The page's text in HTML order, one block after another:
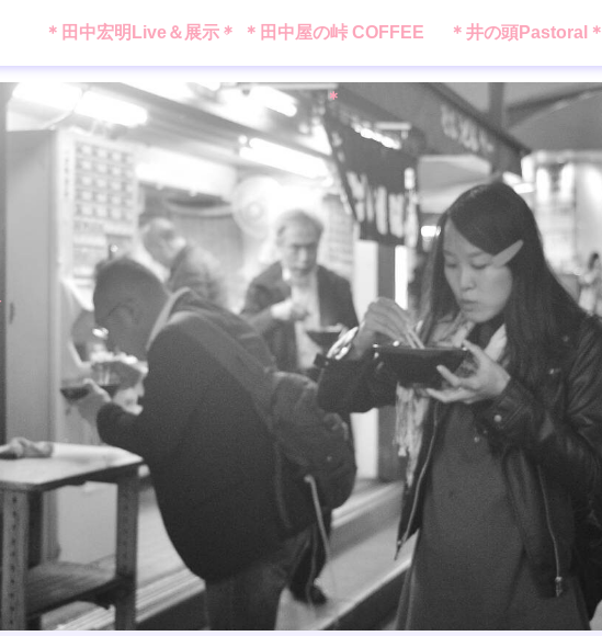
＊田中宏明Live＆展示＊ ＊田中屋の峠 COFFEE
＊
＊井の頭Pastoral＊